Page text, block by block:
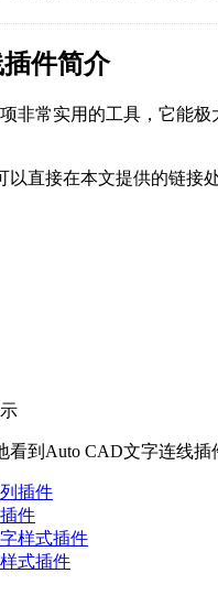
件简介
常实用的工具，它能
直接在本文提供的链接处点
到Auto CAD文字连线插件
件
式插件